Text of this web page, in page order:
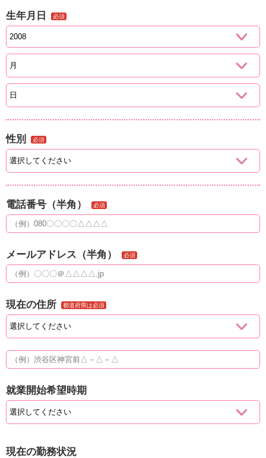
生年月日 必須
性別 必須
電話番号（半角） 必須
メールアドレス（半角） 必須
現在の住所 都道府県は必須
就業開始希望時期
現在の勤務状況